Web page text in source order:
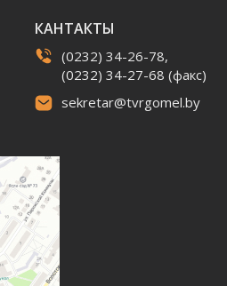
КАНТАКТЫ
(0232) 34-26-78,
(0232) 34-27-68 (факс)
sekretar@tvrgomel.by